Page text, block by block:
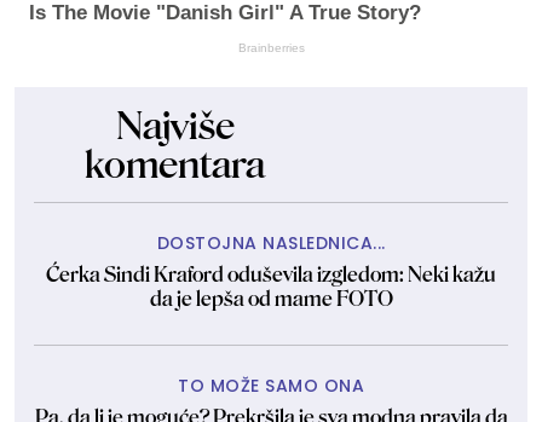
Is The Movie "Danish Girl" A True Story?
Brainberries
Najviše
komentara
DOSTOJNA NASLEDNICA...
Ćerka Sindi Kraford oduševila izgledom: Neki kažu
da je lepša od mame FOTO
TO MOŽE SAMO ONA